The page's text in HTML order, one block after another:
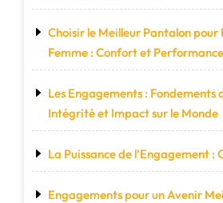
Choisir le Meilleur Pantalon pour
Femme : Confort et
Les Engagements : Fondements
Intégrité et Impact sur le Monde
La Puissance de l’Engagement :
Engagements pour un Avenir